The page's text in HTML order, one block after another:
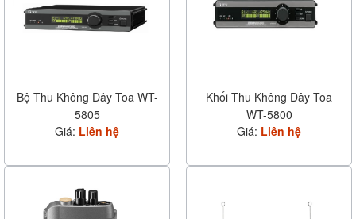
Bộ Thu Không Dây Toa WT-
5805
Giá: Liên hệ
Khối Thu Không Dây Toa
WT-5800
Giá: Liên hệ